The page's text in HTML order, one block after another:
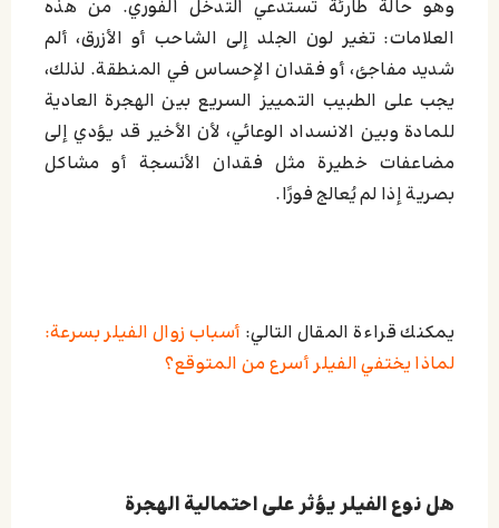
وهو حالة طارئة تستدعي التدخل الفوري. من هذه
العلامات: تغير لون الجلد إلى الشاحب أو الأزرق، ألم
شديد مفاجئ، أو فقدان الإحساس في المنطقة. لذلك،
يجب على الطبيب التمييز السريع بين الهجرة العادية
للمادة وبين الانسداد الوعائي، لأن الأخير قد يؤدي إلى
مضاعفات خطيرة مثل فقدان الأنسجة أو مشاكل
بصرية إذا لم يُعالج فورًا.
يمكنك قراءة المقال التالي: أسباب زوال الفيلر بسرعة:
لماذا يختفي الفيلر أسرع من المتوقع؟
هل نوع الفيلر يؤثر على احتمالية الهجرة